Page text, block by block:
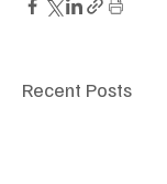
Recent Posts